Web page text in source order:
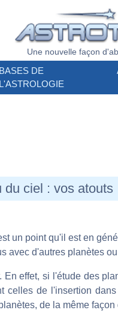
Une nouvelle façon
BASES DE
L'ASTROLOGIE
du ciel : vos atouts
un point qu'il est en
avec d'autres planètes
En effet, si l'étude des
celles de l'insertion
de la même